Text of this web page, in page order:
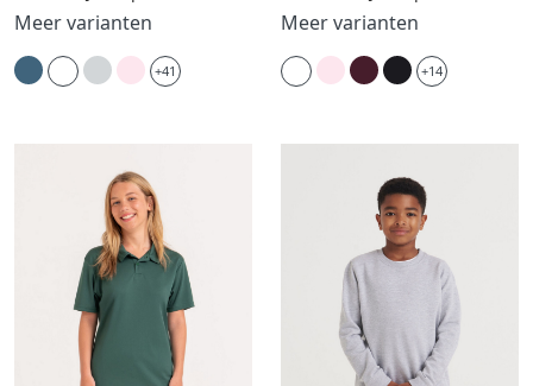
Meer varianten
+41
Meer varianten
+14